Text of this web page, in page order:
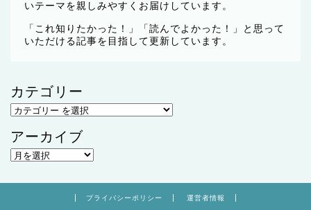
いテーマを親しみやすくお届けしています。
「これ知りたかった！」「読んでよかった！」と思って
いただける記事を目指して更新しています。
カテゴリー
アーカイブ
プライバシーポリシー 運営者情報